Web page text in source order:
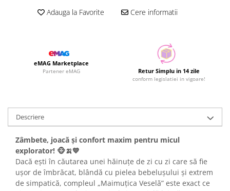
Adauga la Favorite Cere informatii
eMAG Marketplace
Partener eMAG Retur Simplu in 14 zile
conform legislatiei in vigoare!
Descriere
Zâmbete, joacă și confort maxim pentru micul
explorator! 🐵🍌💙
Dacă ești în căutarea unei hăinuțe de zi cu zi care să fie
ușor de îmbrăcat, blândă cu pielea bebelușului și extrem
de simpatică, compleul „Maimuțica Veselă” este exact ce